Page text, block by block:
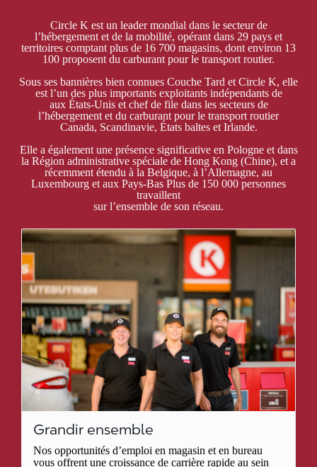
Circle K est un leader mondial dans le secteur de
l’hébergement et de la mobilité, opérant dans 29 pays et
territoires comptant plus de 16 700 magasins, dont environ 13
100 proposent du carburant pour le transport routier.
Sous ses bannières bien connues Couche Tard et Circle K, elle
est l’un des plus importants exploitants indépendants de
aux États-Unis et chef de file dans les secteurs de
l’hébergement et du carburant pour le transport routier
Canada, Scandinavie, États baltes et Irlande.
Elle a également une présence significative en Pologne et dans
la Région administrative spéciale de Hong Kong (Chine), et a
récemment étendu à la Belgique, à l’Allemagne, au
Luxembourg et aux Pays-Bas Plus de 150 000 personnes
travaillent
sur l’ensemble de son réseau.
Grandir ensemble
Nos opportunités d’emploi en magasin et en bureau
vous offrent une croissance de carrière rapide au sein